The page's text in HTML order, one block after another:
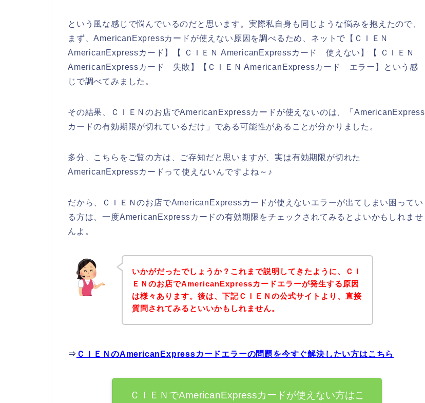
という風な感じで悩んでいるのだと思います。実際私自身も同じような悩みを抱えたので、
まず、AmericanExpressカードが使えない原因を調べるため、ネットで【ＣＩＥＮ
AmericanExpressカード】【 ＣＩＥＮ AmericanExpressカード 使えない】【 ＣＩＥＮ
AmericanExpressカード 失敗】【ＣＩＥＮ AmericanExpressカード エラー】という感
じで調べてみました。
その結果、ＣＩＥＮのお店でAmericanExpressカードが使えないのは、「AmericanExpress
カードの有効期限が切れているだけ」である可能性があることが分かりました。
多分、こちらをご覧の方は、ご存知だと思いますが、実は有効期限が切れた
AmericanExpressカードって使えないんですよね～♪
だから、ＣＩＥＮのお店でAmericanExpressカードが使えないエラーが出てしまい困ってい
る方は、一度AmericanExpressカードの有効期限をチェックされてみるとよいかもしれませ
んよ。
いかがだったでしょうか？これまで説明してきたように、ＣＩ
ＥＮのお店でAmericanExpressカードエラーが発生する原因
は様々あります。後は、下記ＣＩＥＮの公式サイトより、直接
質問されてみるといいかもしれません。
⇒ ＣＩＥＮのAmericanExpressカードエラーの問題を今すぐ解決したい方はこちら
ＣＩＥＮでAmericanExpressカードが使えない方はこ